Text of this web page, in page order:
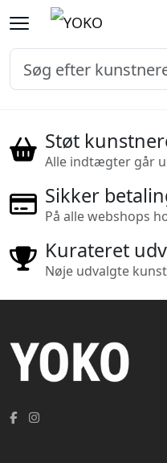
Støt
Alle indtægter går
Sikker
På alle webshops
Kurateret
Nøje udvalgte